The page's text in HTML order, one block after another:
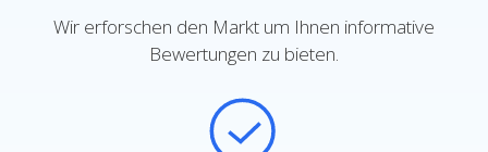
Wir erforschen den Markt um Ihnen informative
Bewertungen zu bieten.